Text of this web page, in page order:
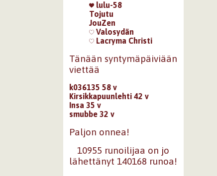
lulu-58
Tojutu
JouZen
Valosydän
Lacryma Christi
Tänään syntymäpäiviään
viettää
k036135 58 v
Kirsikkapuunlehti 42 v
Insa 35 v
smubbe 32 v
Paljon onnea!
10955 runoilijaa on jo
lähettänyt 140168 runoa!